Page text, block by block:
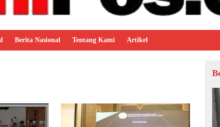
Berita Nasional Tentang Kami Artikel